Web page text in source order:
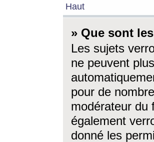
Haut
» Que sont
Les sujets
ne peuvent
pour de
modérateur du
également
donné les